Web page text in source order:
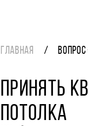
ГЛАВНАЯ ВОПРОС
ПРИНЯТЬ
ПОТОЛКА